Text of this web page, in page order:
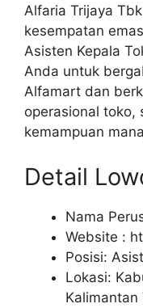
Alfaria Trijaya
kesempatan
Asisten Kepala
Anda untuk
Alfamart dan
operasional toko,
kemampuan
Detail
Nama
Website :
Posisi:
Lokasi:
Kalimantan